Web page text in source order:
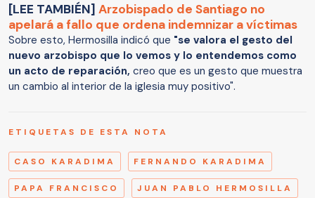
[LEE TAMBIÉN] Arzobispado de Santiago no
apelará a fallo que ordena indemnizar a víctimas
Sobre esto, Hermosilla indicó que "se valora el gesto del
nuevo arzobispo que lo vemos y lo entendemos como
un acto de reparación, creo que es un gesto que muestra
un cambio al interior de la iglesia muy positivo".
ETIQUETAS DE ESTA NOTA
CASO KARADIMA FERNANDO KARADIMA
PAPA FRANCISCO JUAN PABLO HERMOSILLA